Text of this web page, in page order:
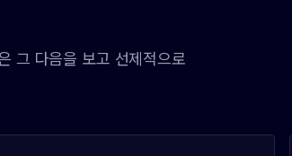
그 다음을 보고 선제적으로